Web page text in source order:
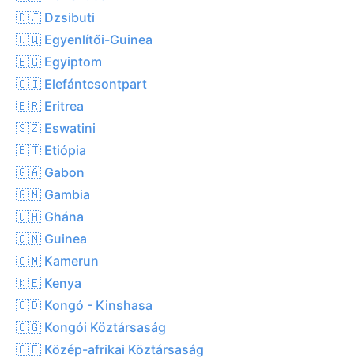
🇩🇯 Dzsibuti
🇬🇶 Egyenlítői-Guinea
🇪🇬 Egyiptom
🇨🇮 Elefántcsontpart
🇪🇷 Eritrea
🇸🇿 Eswatini
🇪🇹 Etiópia
🇬🇦 Gabon
🇬🇲 Gambia
🇬🇭 Ghána
🇬🇳 Guinea
🇨🇲 Kamerun
🇰🇪 Kenya
🇨🇩 Kongó - Kinshasa
🇨🇬 Kongói Köztársaság
🇨🇫 Közép-afrikai Köztársaság